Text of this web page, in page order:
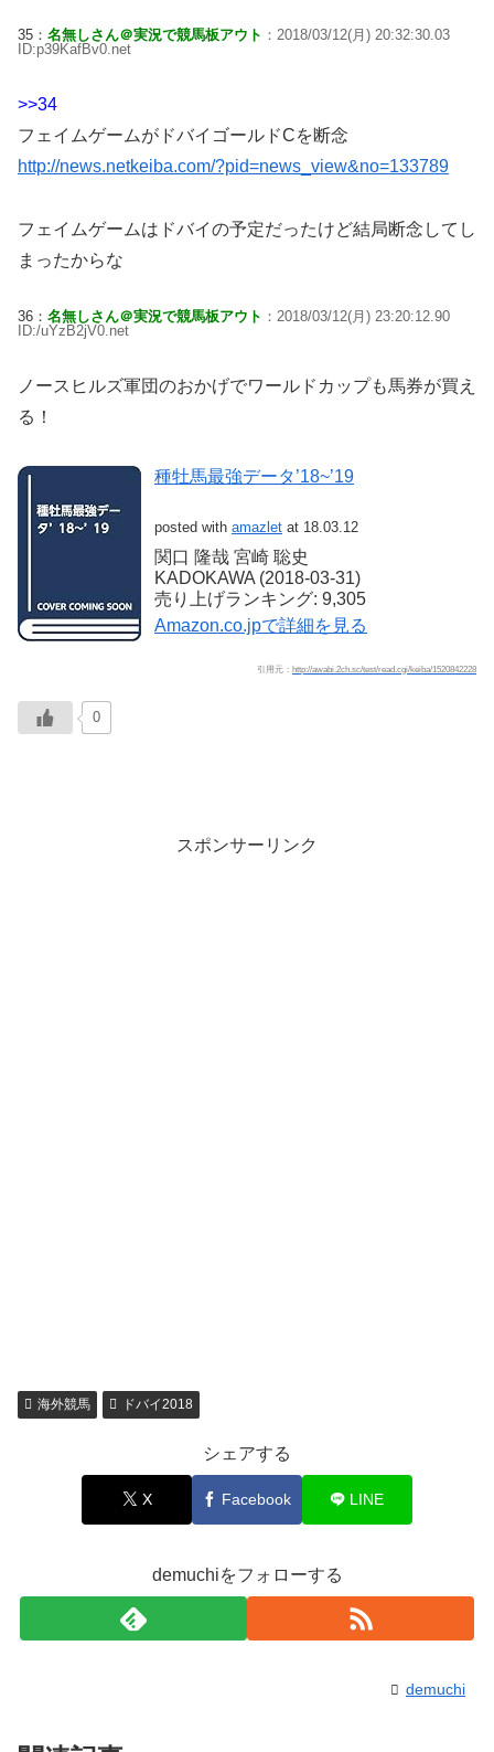
35： 名無しさん＠実況で競馬板アウト ：2018/03/12(月) 20:32:30.03
ID:p39KafBv0.net
>>34
フェイムゲームがドバイゴールドCを断念
http://news.netkeiba.com/?pid=news_view&no=133789
フェイムゲームはドバイの予定だったけど結局断念してし
まったからな
36： 名無しさん＠実況で競馬板アウト ：2018/03/12(月) 23:20:12.90
ID:/uYzB2jV0.net
ノースヒルズ軍団のおかげでワールドカップも馬券が買え
る！
種牡馬最強データ’18~’19
posted with amazlet at 18.03.12
関口 隆哉 宮崎 聡史
KADOKAWA (2018-03-31)
売り上げランキング: 9,305
Amazon.co.jpで詳細を見る
引用元： http://awabi.2ch.sc/test/read.cgi/keiba/1520842228
0
スポンサーリンク
海外競馬 ドバイ2018
シェアする
X Facebook LINE
demuchiをフォローする
demuchi